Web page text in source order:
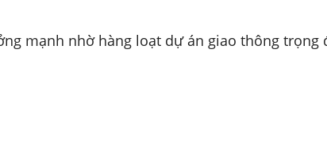
mạnh nhờ hàng loạt dự án giao thông trọng